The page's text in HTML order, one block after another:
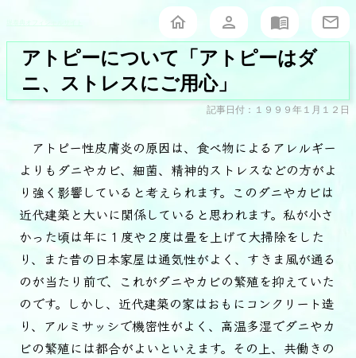
アトピーについて「アトピーはダ
ニ、ストレスにご用心」
記事日付：１９９９年１月１２日
アトピー性皮膚炎の原因は、食べ物によるアレルギー
よりもダニやカビ、細菌、精神的ストレスなどの方がよ
り強く影響していると考えられます。このダニやカビは
近代建築と大いに関係していると思われます。私が小さ
かった頃は年に１度や２度は畳を上げて大掃除をした
り、また昔の日本家屋は通気性がよく、すきま風が通る
のが当たり前で、これがダニやカビの繁殖を抑えていた
のです。しかし、近代建築の家はおもにコンクリート造
り、アルミサッシで機密性がよく、高温多湿でダニやカ
ビの繁殖には都合がよいといえます。その上、共働きの